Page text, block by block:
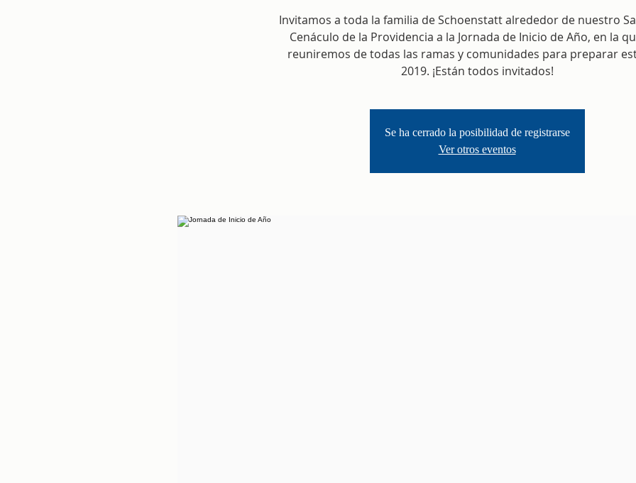
Invitamos a toda la familia de Schoenstatt alrededor de nuestro
Cenáculo de la Providencia a la Jornada de Inicio de Año, en la
reuniremos de todas las ramas y comunidades para preparar
2019. ¡Están todos invitados!
Se ha cerrado la posibilidad de registrarse
Ver otros eventos